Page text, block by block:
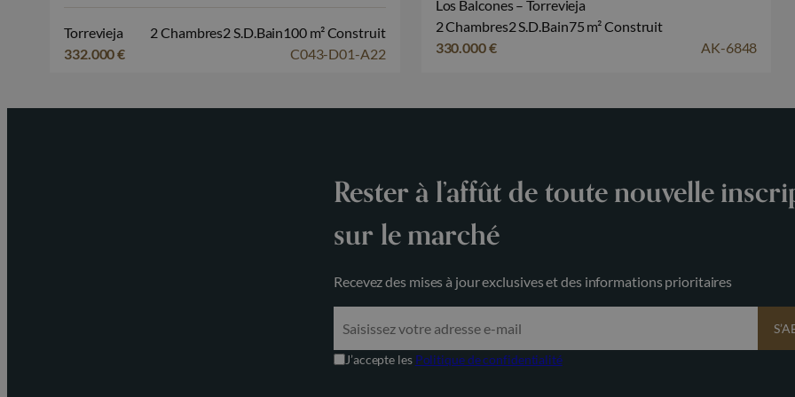
Torrevieja
Torrevieja 2 Chambres2 S.D.Bain100 m² Construit
332.000 €
C043-D01-A22
Los Balcones – Torrevieja
2 Chambres2 S.D.Bain75 m² Construit
330.000 €
AK-6848
Rester à l’affût de toute nouvelle
sur le marché
Recevez des mises à jour exclusives et des informations prioritaires
J’accepte les Politique de confidentialité